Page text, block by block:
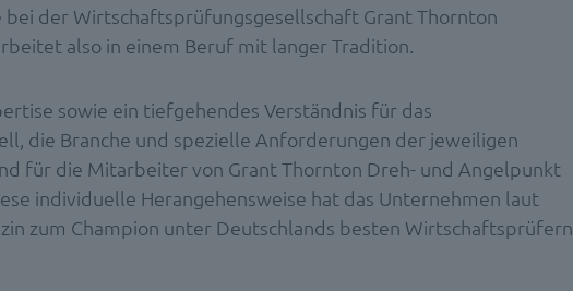
der Wirtschaftsprüfungsgesellschaft Grant Thornton
also in einem Beruf mit langer Tradition.
sowie ein tiefgehendes Verständnis für das
die Branche und spezielle Anforderungen der jeweiligen
für die Mitarbeiter von Grant Thornton Dreh- und Angelpunkt
individuelle Herangehensweise hat das Unternehmen laut
zum Champion unter Deutschlands besten Wirtschaftsprüfern